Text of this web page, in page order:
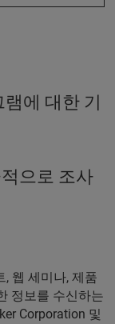
에 대한 기
으로 조사
, 웹 세미나, 제품
정보를 수신하는
Corporation 및